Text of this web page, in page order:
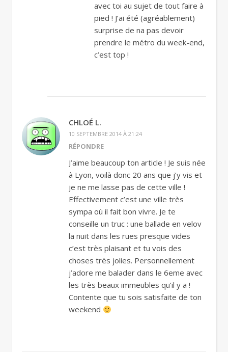
avec toi au sujet de tout faire à
pied ! J’ai été (agréablement)
surprise de na pas devoir
prendre le métro du week-end,
c’est top !
CHLOÉ L.
10 SEPTEMBRE 2014 À 21:24
RÉPONDRE
J’aime beaucoup ton article ! Je suis née
à Lyon, voilà donc 20 ans que j’y vis et
je ne me lasse pas de cette ville !
Effectivement c’est une ville très
sympa où il fait bon vivre. Je te
conseille un truc : une ballade en velov
la nuit dans les rues presque vides
c’est très plaisant et tu vois des
choses très jolies. Personnellement
j’adore me balader dans le 6eme avec
les très beaux immeubles qu’il y a !
Contente que tu sois satisfaite de ton
weekend